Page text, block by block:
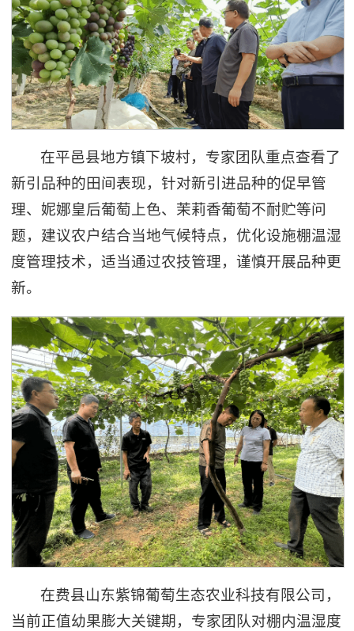
在平邑县地方镇下坡村，专家团队重点查看了
新引品种的田间表现，针对新引进品种的促早管
理、妮娜皇后葡萄上色、茉莉香葡萄不耐贮等问
题，建议农户结合当地气候特点，优化设施棚温湿
度管理技术，适当通过农技管理，谨慎开展品种更
新。
在费县山东紫锦葡萄生态农业科技有限公司，
当前正值幼果膨大关键期，专家团队对棚内温湿度